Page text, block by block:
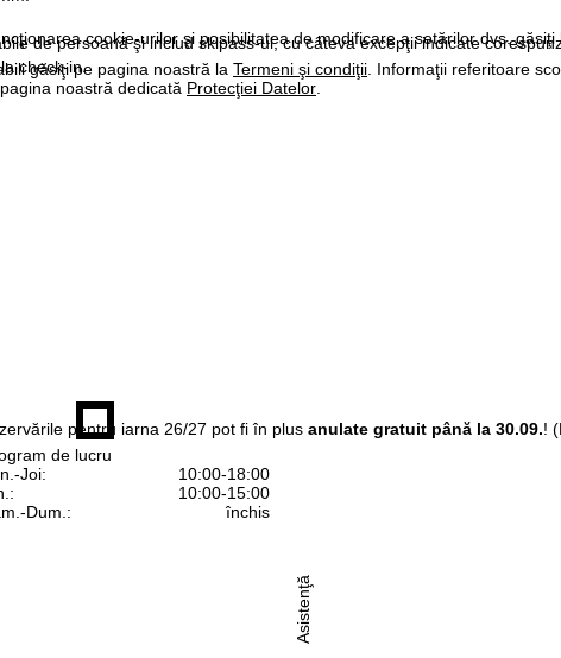
cookie-urilor şi posibilitatea de modificare a setărilor dvs.
găsiţi pe pagina noastră la Termeni şi condiţii . Informaţii referitoare
noastră dedicată Protecţiei Datelor
de lucru
Joi:
10:00-18:00
10:00-15:00
Dum.:
închis
Asistenţă
de persoană şi includ skipass-ul, cu câteva excepţii indicate
check-in.
pentru iarna 26/27 pot fi în plus anulate gratuit până la 30.09.!